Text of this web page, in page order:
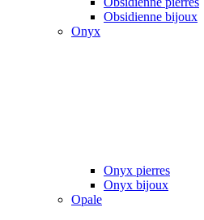
Obsidienne bijoux
Onyx
Onyx pierres
Onyx bijoux
Opale